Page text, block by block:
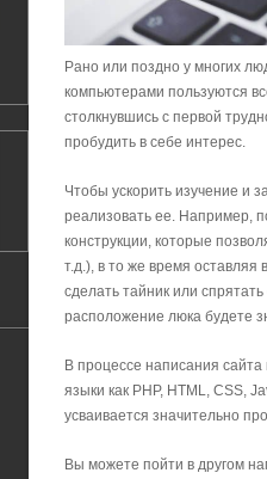
Рано или поздно у многих
компьютерами пользуются
столкнувшись с первой
пробудить в себе интерес.
Чтобы ускорить изучение и
реализовать ее. Например,
конструкции, которые
т.д.), в то же время
сделать тайник или
расположение люка будете
В процессе написания
языки как PHP, HTML, CSS,
усваивается значительно
Вы можете пойти в другом